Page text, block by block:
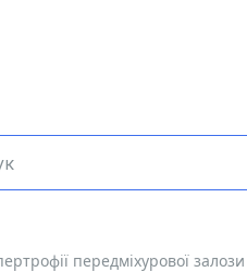
передміхурової залози